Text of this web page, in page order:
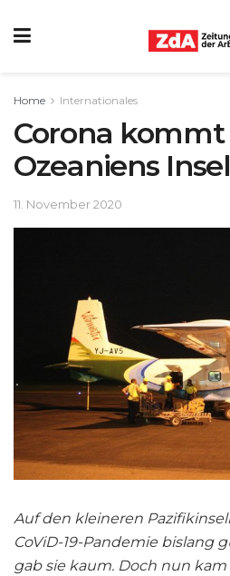
Home Internationales
Corona kommt
Ozeaniens
11. November 2020
Auf den kleineren
CoViD-19-Pandemie bislang
gab sie kaum. Doch nun